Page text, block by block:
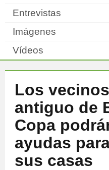
Entrevistas
Imágenes
Vídeos
Los
antiguo de
Copa
ayudas
sus casas